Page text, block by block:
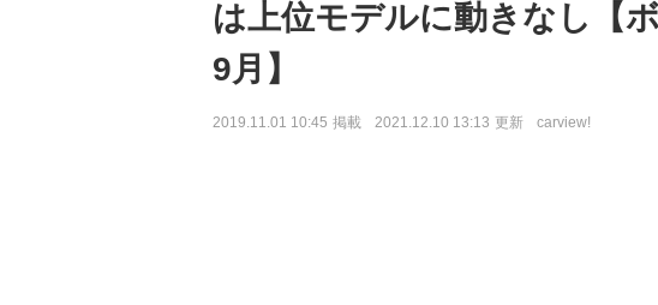
は上位モデルに動きなし【
9月】
2019.11.01 10:45 掲載 2021.12.10 13:13 更新 carview!